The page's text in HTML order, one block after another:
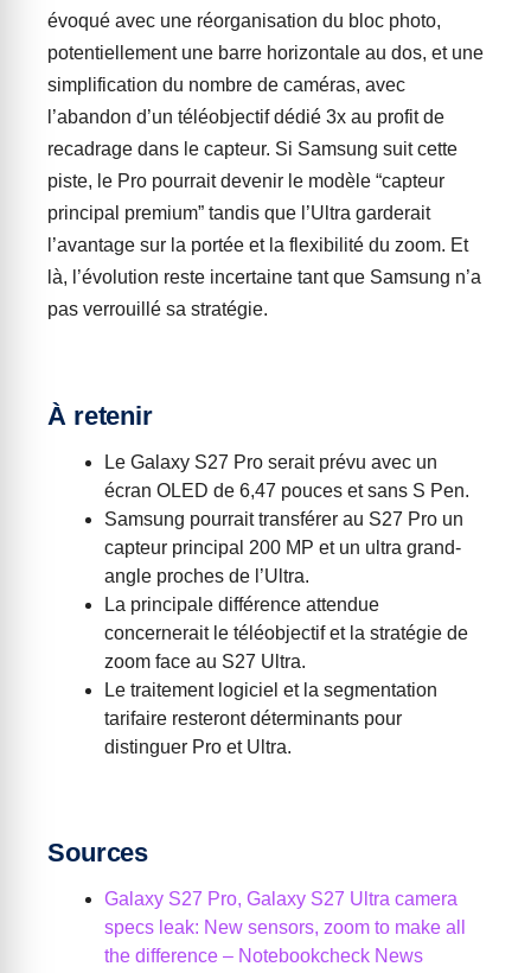
évoqué avec une réorganisation du bloc photo,
potentiellement une barre horizontale au dos, et une
simplification du nombre de caméras, avec
l’abandon d’un téléobjectif dédié 3x au profit de
recadrage dans le capteur. Si Samsung suit cette
piste, le Pro pourrait devenir le modèle “capteur
principal premium” tandis que l’Ultra garderait
l’avantage sur la portée et la flexibilité du zoom. Et
là, l’évolution reste incertaine tant que Samsung n’a
pas verrouillé sa stratégie.
À retenir
Le Galaxy S27 Pro serait prévu avec un
écran OLED de 6,47 pouces et sans S Pen.
Samsung pourrait transférer au S27 Pro un
capteur principal 200 MP et un ultra grand-
angle proches de l’Ultra.
La principale différence attendue
concernerait le téléobjectif et la stratégie de
zoom face au S27 Ultra.
Le traitement logiciel et la segmentation
tarifaire resteront déterminants pour
distinguer Pro et Ultra.
Sources
Galaxy S27 Pro, Galaxy S27 Ultra camera
specs leak: New sensors, zoom to make all
the difference – Notebookcheck News